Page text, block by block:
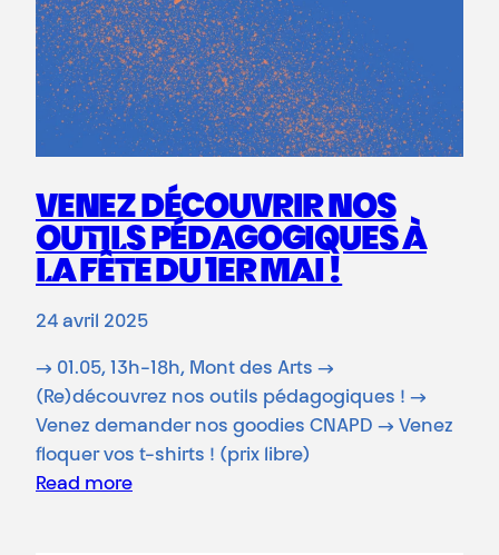
VENEZ DÉCOUVRIR NOS
OUTILS PÉDAGOGIQUES À
LA FÊTE DU 1ER MAI !
24 avril 2025
→ 01.05, 13h-18h, Mont des Arts →
(Re)découvrez nos outils pédagogiques ! →
Venez demander nos goodies CNAPD → Venez
floquer vos t-shirts ! (prix libre)
Read more